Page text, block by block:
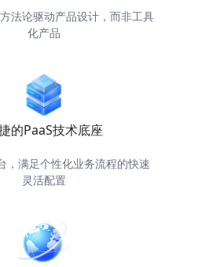
法论驱动产品设计，而非工具
化产品
的PaaS技术底座
，满足个性化业务流程的快速
灵活配置